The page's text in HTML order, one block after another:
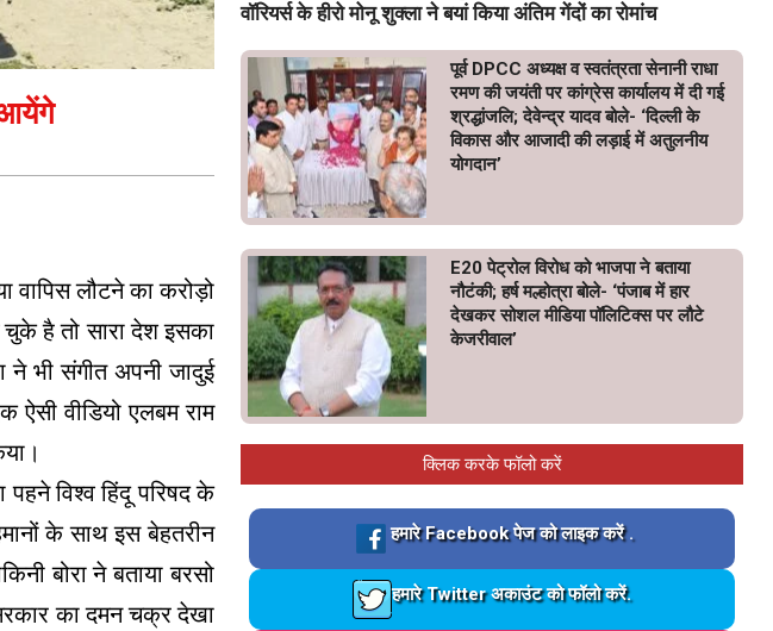
आयेंगे
वापिस लौटने का करोड़ो
है तो सारा देश इसका
ने भी संगीत अपनी जादुई
वीडियो एलबम राम
विश्व हिंदू परिषद के
के साथ इस बेहतरीन
बोरा ने बताया बरसो
का दमन चक्र देखा
वॉरियर्स के हीरो मोनू शुक्ला ने बयां किया अंतिम गेंदों का रोमांच
पूर्व DPCC अध्यक्ष व स्वतंत्रता सेनानी राधा
रमण की जयंती पर कांग्रेस कार्यालय में दी गई
श्रद्धांजलि; देवेन्द्र यादव बोले- ‘दिल्ली के
विकास और आजादी की लड़ाई में अतुलनीय
योगदान’
E20 पेट्रोल विरोध को भाजपा ने बताया
नौटंकी; हर्ष मल्होत्रा बोले- ‘पंजाब में हार
देखकर सोशल मीडिया पॉलिटिक्स पर लौटे
केजरीवाल’
क्लिक करके फॉलो करें
Loading…
हमारे Facebook पेज को लाइक करें .
Loading…
हमारे Twitter अकाउंट को फॉलो करें.